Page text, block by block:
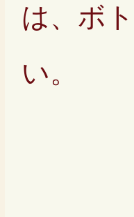
は、ボ
い。